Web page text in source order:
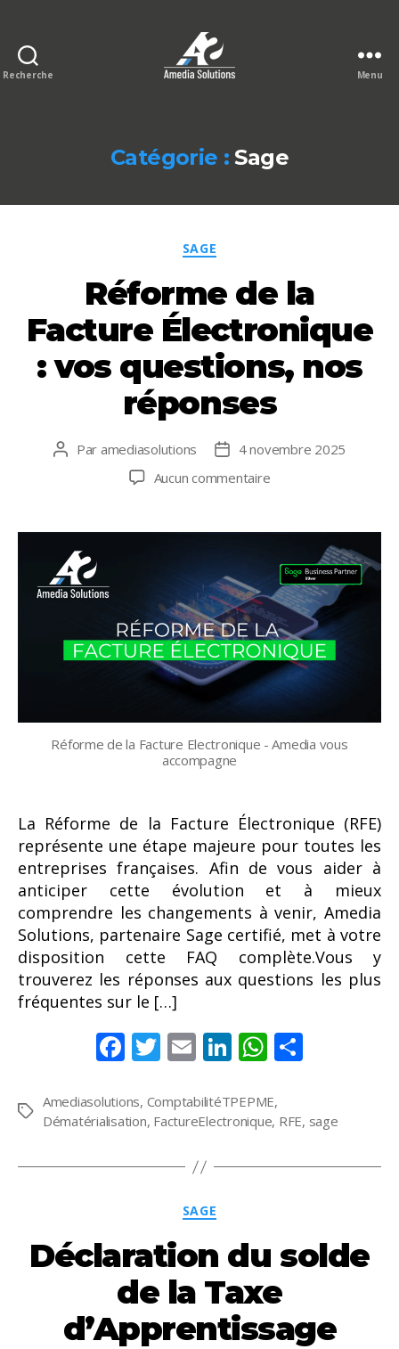
Recherche
Solutions
Menu
Catégorie : Sage
Catégories
SAGE
Réforme de la
Facture Électronique
: vos questions, nos
réponses
Auteur
Par amediasolutions
Date
l’article
4 novembre 2025
Aucun commentairesur
la
Électronique
:
vos
questions,
nos
réponses
Réforme de la Facture Electronique - Amedia vous
accompagne
La Réforme de la Facture Électronique (RFE)
représente une étape majeure pour toutes les
entreprises françaises. Afin de vous aider à
anticiper cette évolution et à mieux
comprendre les changements à venir, Amedia
Solutions, partenaire Sage certifié, met à votre
disposition cette FAQ complète.Vous y
trouverez les réponses aux questions les plus
fréquentes sur le […]
F
e
b
o
T
itt
er
E
ai
l
Li
k
e
dI
W
at
s
A
g
er
Étiquettes
Amediasolutions, ComptabilitéTPEPME,
Dématérialisation, FactureElectronique, RFE, sage
Catégories
SAGE
Déclaration du solde
de la Taxe
d’Apprentissage